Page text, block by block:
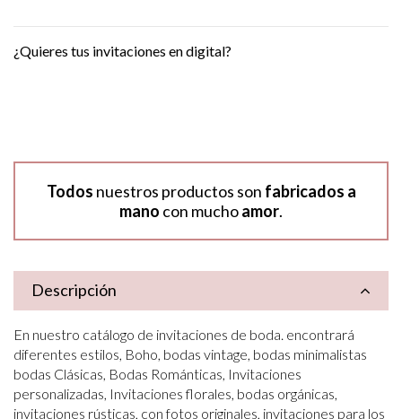
¿Quieres tus invitaciones en digital?
Todos nuestros productos son fabricados a
mano con muchoamor.
Descripción
En nuestro catálogo de invitaciones de boda. encontrará
diferentes estilos, Boho, bodas vintage, bodas minimalistas
bodas Clásicas, Bodas Románticas, Invitaciones
personalizadas, Invitaciones florales, bodas orgánicas,
invitaciones rústicas, con fotos originales, invitaciones para los